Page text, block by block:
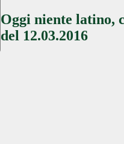
Oggi niente latino,
del 12.03.2016